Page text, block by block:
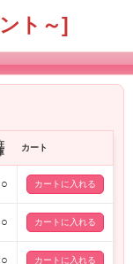
ト～]
カート
○
○
○